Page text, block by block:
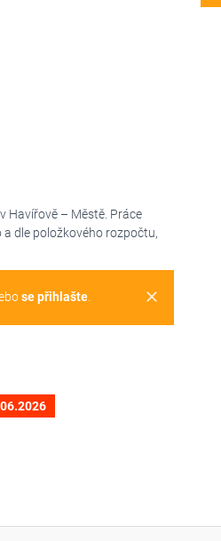
Havířově – Městě. Práce
dle položkového rozpočtu,
clear
se přihlašte.